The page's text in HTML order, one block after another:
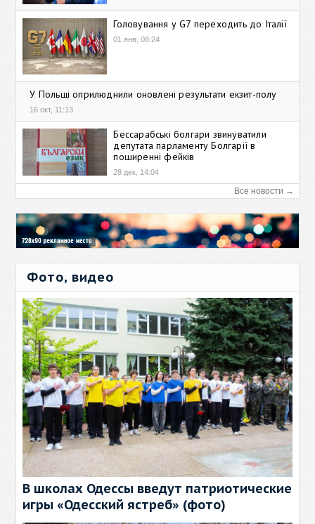
Головування у G7 переходить до Італії
01 янв, 08:24
У Польщі оприлюднили оновлені результати екзит-полу
16 окт, 11:13
Бессарабські болгари звинуватили
депутата парламенту Болгарії в
поширенні фейків
28 дек, 14:04
Все новости →
Фото, видео
В школах Одессы введут патриотические
игры «Одесский ястреб» (фото)